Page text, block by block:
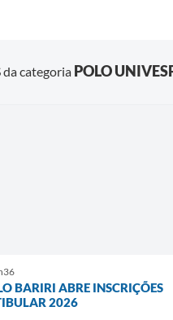
categoria POLO
BARIRI ABRE INSCRIÇÕES
2026